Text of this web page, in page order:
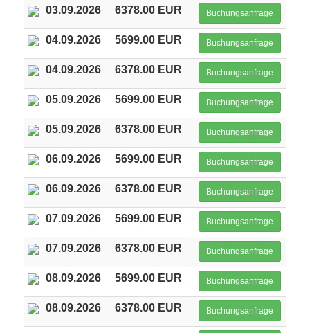
03.09.2026 6378.00 EUR Buchungsanfrage
04.09.2026 5699.00 EUR Buchungsanfrage
04.09.2026 6378.00 EUR Buchungsanfrage
05.09.2026 5699.00 EUR Buchungsanfrage
05.09.2026 6378.00 EUR Buchungsanfrage
06.09.2026 5699.00 EUR Buchungsanfrage
06.09.2026 6378.00 EUR Buchungsanfrage
07.09.2026 5699.00 EUR Buchungsanfrage
07.09.2026 6378.00 EUR Buchungsanfrage
08.09.2026 5699.00 EUR Buchungsanfrage
08.09.2026 6378.00 EUR Buchungsanfrage